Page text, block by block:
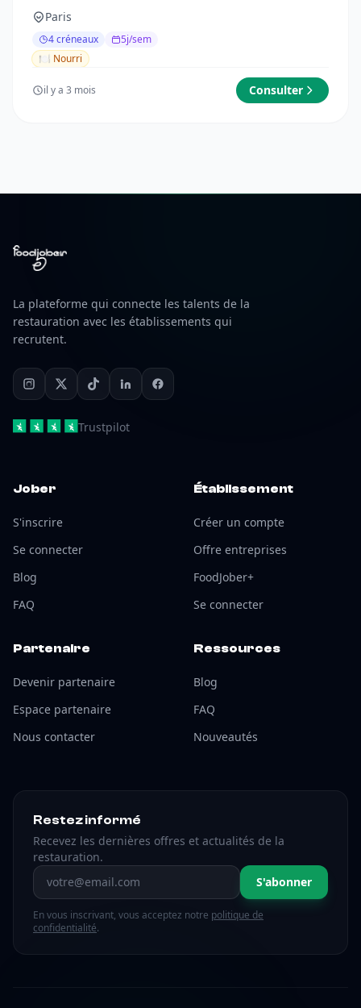
Paris
4 créneaux
5j/sem
🍽️ Nourri
il y a 3 mois Consulter
La plateforme qui connecte les talents de la
restauration avec les établissements qui
recrutent.
Trustpilot
Jober
S'inscrire
Se connecter
Blog
FAQ
Établissement
Créer un compte
Offre entreprises
FoodJober+
Se connecter
Partenaire
Devenir partenaire
Espace partenaire
Nous contacter
Ressources
Blog
FAQ
Nouveautés
Restez informé
Recevez les dernières offres et actualités de la
restauration.
Adresse email S'abonner
En vous inscrivant, vous acceptez notre politique de
confidentialité.